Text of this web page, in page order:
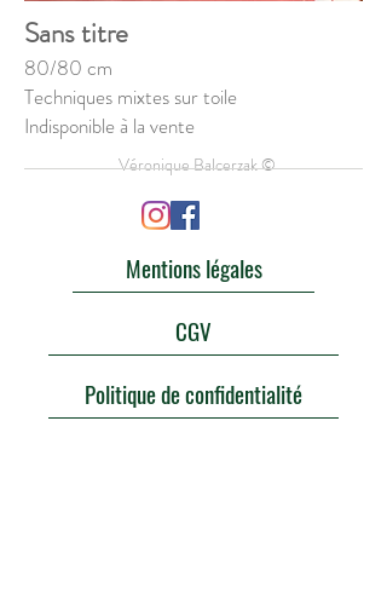
Sans titre
80/80 cm
Techniques mixtes sur toile
Indisponible à la vente
Véronique Balcerzak ©
Mentions légales
CGV
Politique de confidentialité